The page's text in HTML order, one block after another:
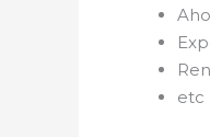
etc